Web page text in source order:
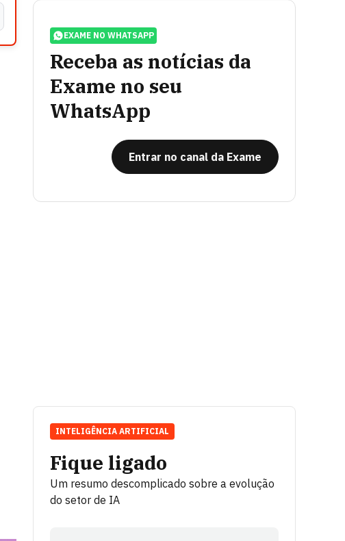
EXAME NO WHATSAPP
Receba as notícias da
Exame no seu
WhatsApp
Entrar no canal da Exame
Fique ligado
Um resumo descomplicado sobre a evolução
do setor de IA
INTELIGÊNCIA ARTIFICIAL